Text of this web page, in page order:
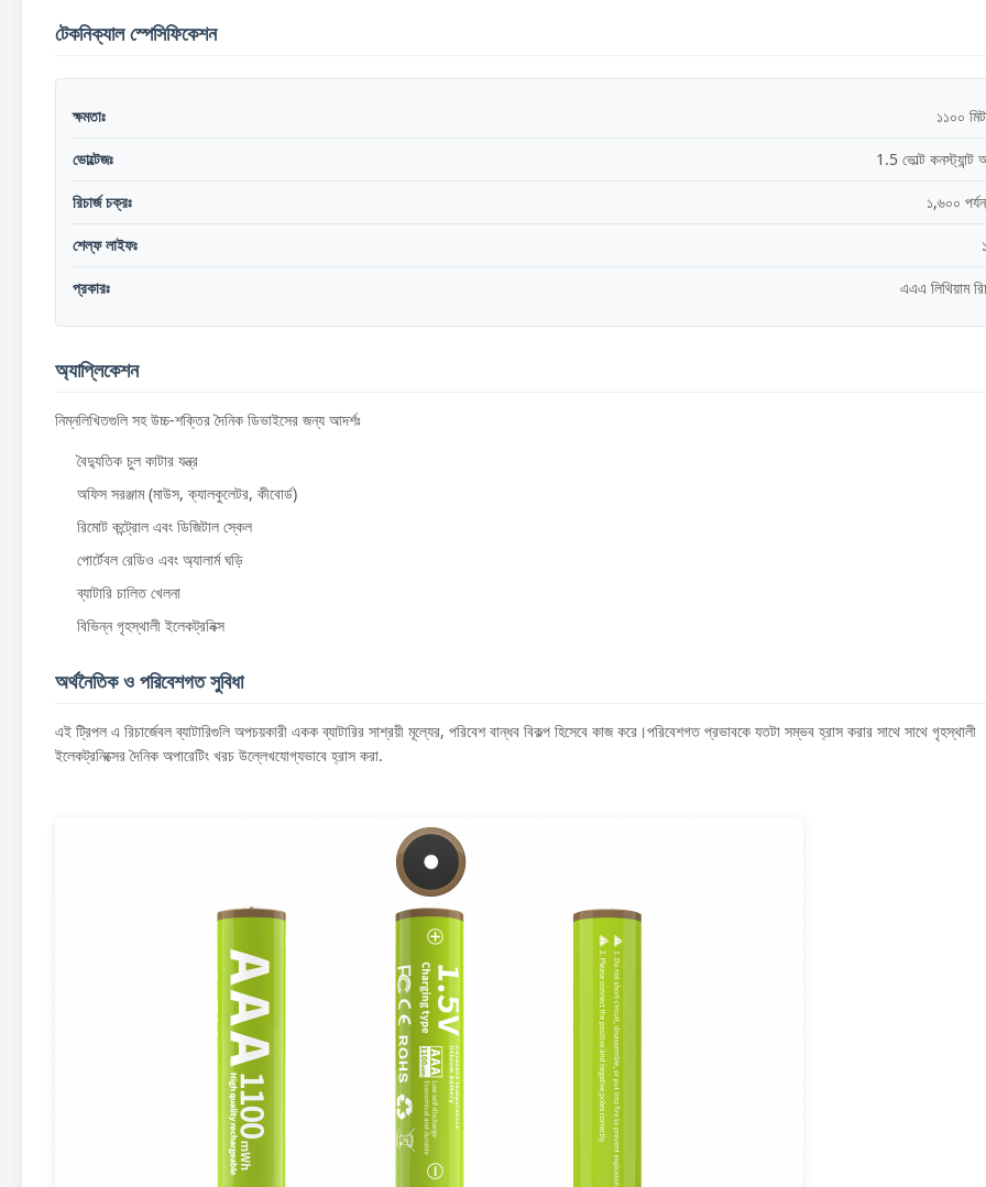
টেকনিক্যাল স্পেসিফিকেশন
ক্ষমতাঃ ১১০০
ভোল্টেজঃ 1.5 ভোল্ট
রিচার্জ চক্রঃ ১,৬০০
শেল্ফ লাইফঃ
প্রকারঃ এএএ লিথিয়াম
অ্যাপ্লিকেশন
নিম্নলিখিতগুলি সহ উচ্চ-শক্তির দৈনিক ডিভাইসের জন্য আদর্শঃ
বৈদ্যুতিক চুল কাটার যন্ত্র
অফিস সরঞ্জাম (মাউস, ক্যালকুলেটর, কীবোর্ড)
রিমোট কন্ট্রোল এবং ডিজিটাল স্কেল
পোর্টেবল রেডিও এবং অ্যালার্ম ঘড়ি
ব্যাটারি চালিত খেলনা
বিভিন্ন গৃহস্থালী ইলেকট্রনিক্স
অর্থনৈতিক ও পরিবেশগত সুবিধা
এই ট্রিপল এ রিচার্জেবল ব্যাটারিগুলি অপচয়কারী একক ব্যাটারির সাশ্রয়ী মূল্যের, পরিবেশ বান্ধব বিকল্প হিসেবে কাজ করে।পরিবেশগত প্রভাবকে যতটা সম্ভব হ্রাস করার সাথে সাথে গৃহস্থালী
ইলেকট্রনিক্সের দৈনিক অপারেটিং খরচ উল্লেখযোগ্যভাবে হ্রাস করা.